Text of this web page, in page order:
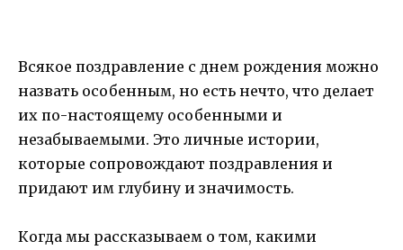
Всякое поздравление с днем рождения можно
назвать особенным, но есть нечто, что делает
их по-настоящему особенными и
незабываемыми. Это личные истории,
которые сопровождают поздравления и
придают им глубину и значимость.
Когда мы рассказываем о том, какими